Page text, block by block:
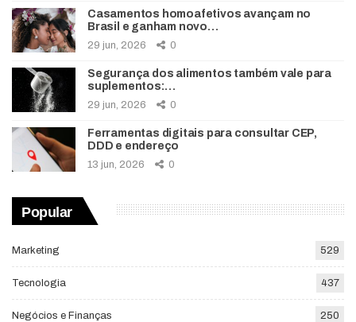
Casamentos homoafetivos avançam no
Brasil e ganham novo…
29 jun, 2026 0
Segurança dos alimentos também vale para
suplementos:…
29 jun, 2026 0
Ferramentas digitais para consultar CEP,
DDD e endereço
13 jun, 2026 0
Popular
Marketing 529
Tecnologia 437
Negócios e Finanças 250